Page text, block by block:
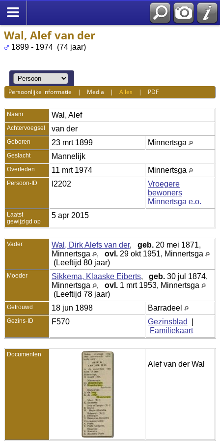
Wal, Alef van der
1899 - 1974 (74 jaar)
Persoonlijke informatie | Media |Alles | PDF
Naam Wal , Alef
Achtervoegsel van der
Geboren 23 mrt 1899 Minnertsga
Geslacht Mannelijk
Overleden 11 mrt 1974 Minnertsga
Persoon-ID I2202
Vroegere
bewoners
Minnertsga e.o.
Laatst
gewijzigd op
5 apr 2015
Vader Wal, Dirk Alefs van der, geb. 20 mei 1871,
Minnertsga
, ovl. 29 okt 1951, Minnertsga
(Leeftijd 80 jaar)
Moeder Sikkema, Klaaske Eiberts, geb. 30 jul 1874,
Minnertsga
, ovl. 1 mrt 1953, Minnertsga
(Leeftijd 78 jaar)
Getrouwd 18 jun 1898 Barradeel
Gezins-ID F570 Gezinsblad
Familiekaart
Documenten
Alef van der Wal